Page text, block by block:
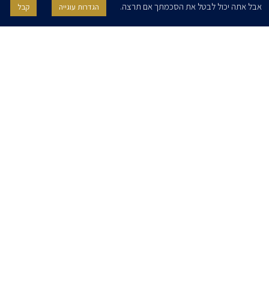
אני מאשר/ת בזאת להרצוג, פוקס, נאמן ושות' לשלוח לי ניוזלטרים,
הודעות והזמנות לאירועים וכנסים. אני רשאי/ת לחזור בי מהסכמתי לעיל בכל
אבל אתה יכול לבטל את הסכמתך אם תרצה.
הגדרות עוגייה קבל